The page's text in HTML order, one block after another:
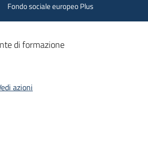
Fondo sociale europeo Plus
di formazione
azioni